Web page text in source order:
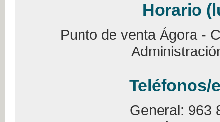
Horario
Punto de venta Ágora -
Teléfonos/
General: 963